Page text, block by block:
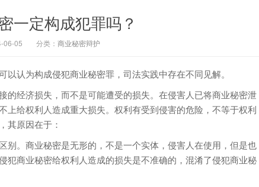
一定构成犯罪吗？
06-05 分类： 商业秘密辩护
认为构成侵犯商业秘密罪，司法实践中存在不同见解。
经济损失，而不是可能遭受的损失。在侵害人已将商业秘密泄
给权利人造成重大损失。权利有受到侵害的危险，不等于权利
其原因在于：
。商业秘密是无形的，不是一个实体，侵害人在使用，但是也
商业秘密给权利人造成的损失是不准确的，混淆了侵犯商业秘